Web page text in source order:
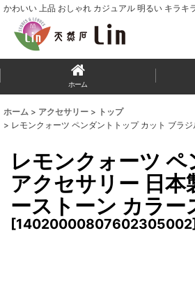
かわいい 上品 おしゃれ カジュアル 明るい キラキ
ホーム
ホーム > アクセサリー > トップ
> レモンクォーツ ペンダントトップ カット ブラ
レモンクォーツ
アクセサリー 日本
ーストーン カラー
[14020000807602305002]